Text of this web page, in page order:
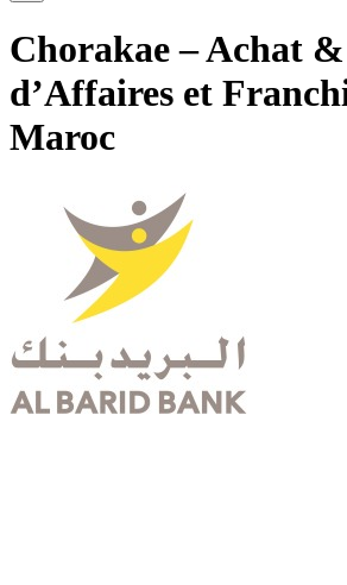
Chorakae – Achat
d’Affaires et
Maroc